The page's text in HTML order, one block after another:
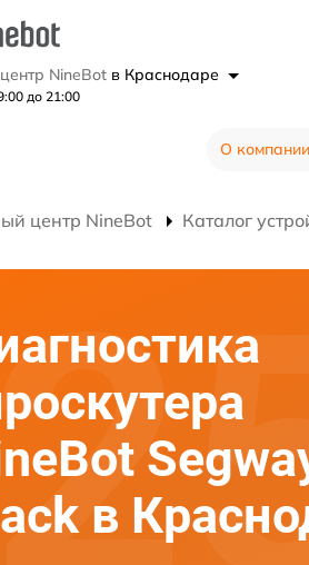
NineBot в Краснодаре
до 21:00
О компании
центр NineBot Каталог
в